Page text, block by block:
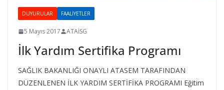
DUYURULAR FAALIYETLER
5 Mayıs 2017 ATAİSG
İlk Yardım Sertifika Programı
SAĞLIK BAKANLIĞI ONAYLI ATASEM TARAFINDAN
DÜZENLENEN İLK YARDIM SERTİFİKA PROGRAMI Eğitim